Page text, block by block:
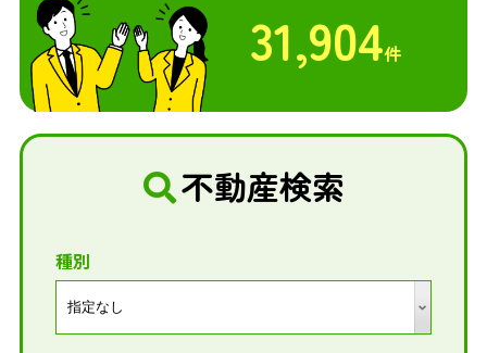
31,904件
不動産検索
種別